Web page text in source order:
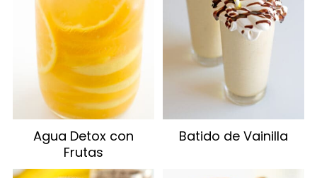
Agua Detox con
Frutas
Batido de Vainilla